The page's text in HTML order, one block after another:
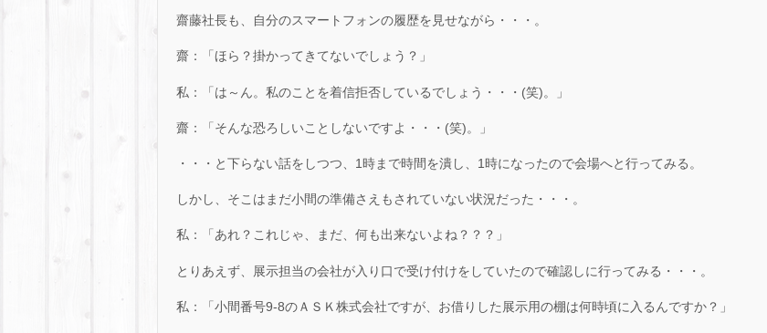
齋藤社長も、自分のスマートフォンの履歴を見せながら・・・。
齋：「ほら？掛かってきてないでしょう？」
私：「は～ん。私のことを着信拒否しているでしょう・・・(笑)。」
齋：「そんな恐ろしいことしないですよ・・・(笑)。」
・・・と下らない話をしつつ、1時まで時間を潰し、1時になったので会場へと行ってみる。
しかし、そこはまだ小間の準備さえもされていない状況だった・・・。
私：「あれ？これじゃ、まだ、何も出来ないよね？？？」
とりあえず、展示担当の会社が入り口で受け付けをしていたので確認しに行ってみる・・・。
私：「小間番号9-8のＡＳＫ株式会社ですが、お借りした展示用の棚は何時頃に入るんですか？」